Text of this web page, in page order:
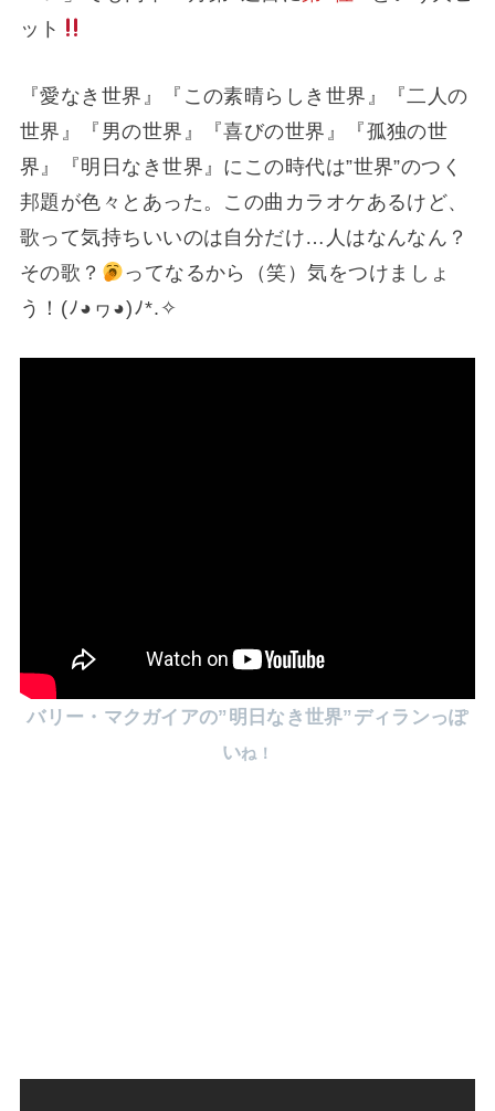
ット
『愛なき世界』『この素晴らしき世界』『二人の
世界』『男の世界』『喜びの世界』『孤独の世
界』『明日なき世界』にこの時代は”世界”のつく
邦題が色々とあった。この曲カラオケあるけど、
歌って気持ちいいのは自分だけ…人はなんなん？
その歌？
ってなるから（笑）気をつけましょ
う！(⁠ﾉ⁠◕⁠ヮ⁠◕⁠)⁠ﾉ⁠*⁠.⁠✧
バリー・マクガイアの”明日なき世界”ディランっぽ
いね！